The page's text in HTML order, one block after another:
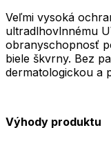
Veľmi vysoká
ultradlhovlnnému
obranyschopnosť
biele škvrny. Bez
dermatologickou a
Výhody produktu